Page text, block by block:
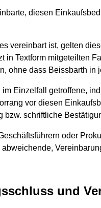
diesen
vereinbart ist, gelten
in Textform mitgeteilten
ohne dass Beissbarth
im Einzelfall getroffene,
vor diesen
bzw. schriftliche
oder
und